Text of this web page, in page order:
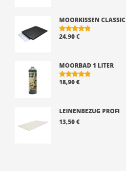
MOORKISSEN CLASSIC
BEWERTE
24,90€
MOORBAD 1 LITER
BEWERTE
18,90€
LEINENBEZUG PROFI
13,50€